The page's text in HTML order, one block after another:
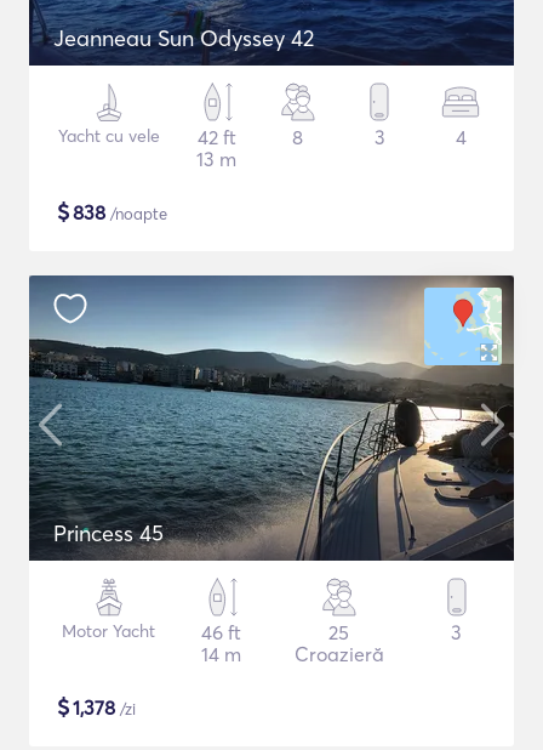
Jeanneau Sun Odyssey 42
Yacht cu vele
42 ft
13 m
8 3 4
$838 /noapte
Princess 45
Motor Yacht
46 ft
14 m
25
Croazieră
3
$1,378 /zi